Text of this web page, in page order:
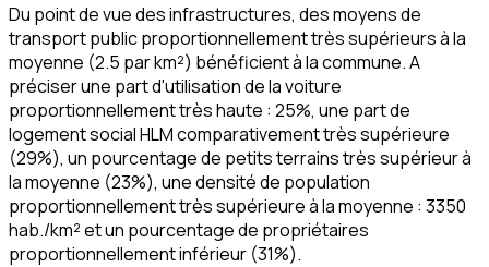
Du point de vue des infrastructures, des moyens de
transport public proportionnellement très supérieurs à la
moyenne (2.5 par km²) bénéficient à la commune. A
préciser une part d'utilisation de la voiture
proportionnellement très haute : 25%, une part de
logement social HLM comparativement très supérieure
(29%), un pourcentage de petits terrains très supérieur à
la moyenne (23%), une densité de population
proportionnellement très supérieure à la moyenne : 3350
hab./km² et un pourcentage de propriétaires
proportionnellement inférieur (31%).